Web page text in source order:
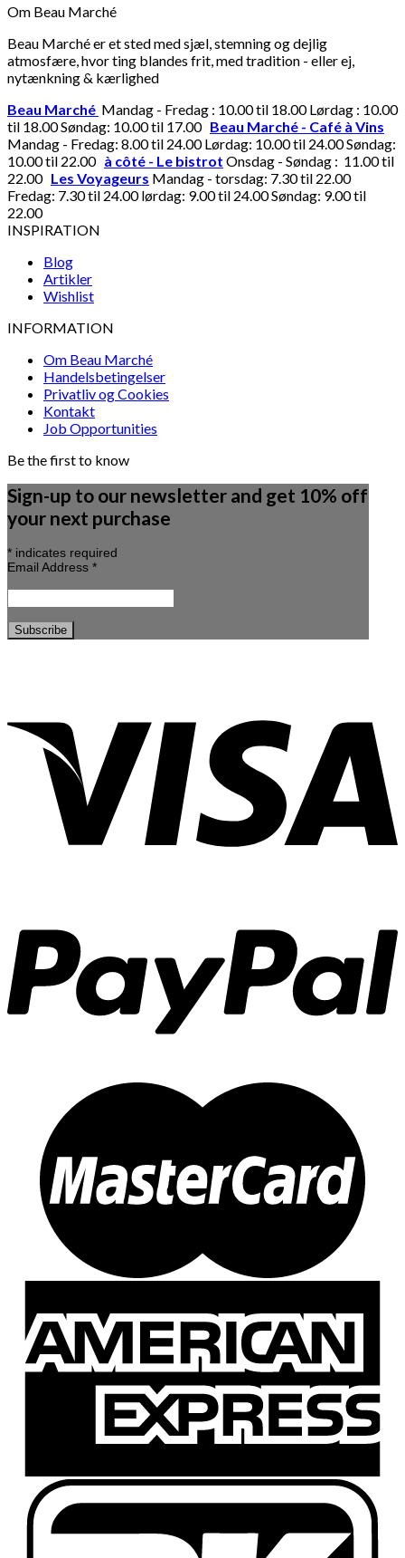
Om Beau Marché
Beau Marché er et sted med sjæl, stemning og dejlig
atmosfære, hvor ting blandes frit, med tradition - eller ej,
nytænkning & kærlighed
Beau Marché Mandag - Fredag : 10.00 til 18.00 Lørdag : 10.00
til 18.00 Søndag: 10.00 til 17.00 Beau Marché - Café à Vins
Mandag - Fredag: 8.00 til 24.00 Lørdag: 10.00 til 24.00 Søndag:
10.00 til 22.00 à côté - Le bistrot Onsdag - Søndag : 11.00 til
22.00 Les Voyageurs Mandag - torsdag: 7.30 til 22.00
Fredag: 7.30 til 24.00 lørdag: 9.00 til 24.00 Søndag: 9.00 til
22.00
INSPIRATION
Blog
Artikler
Wishlist
INFORMATION
Om Beau Marché
Handelsbetingelser
Privatliv og Cookies
Kontakt
Job Opportunities
Be the first to know
Sign-up to our newsletter and get 10% off
your next purchase
* indicates required
Email Address *